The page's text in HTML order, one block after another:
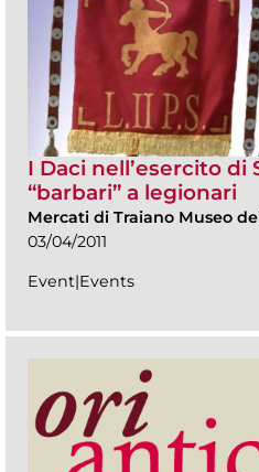
I Daci nell’esercito di
“barbari” a legionari
Mercati di Traiano Museo
03/04/2011
Event|Events